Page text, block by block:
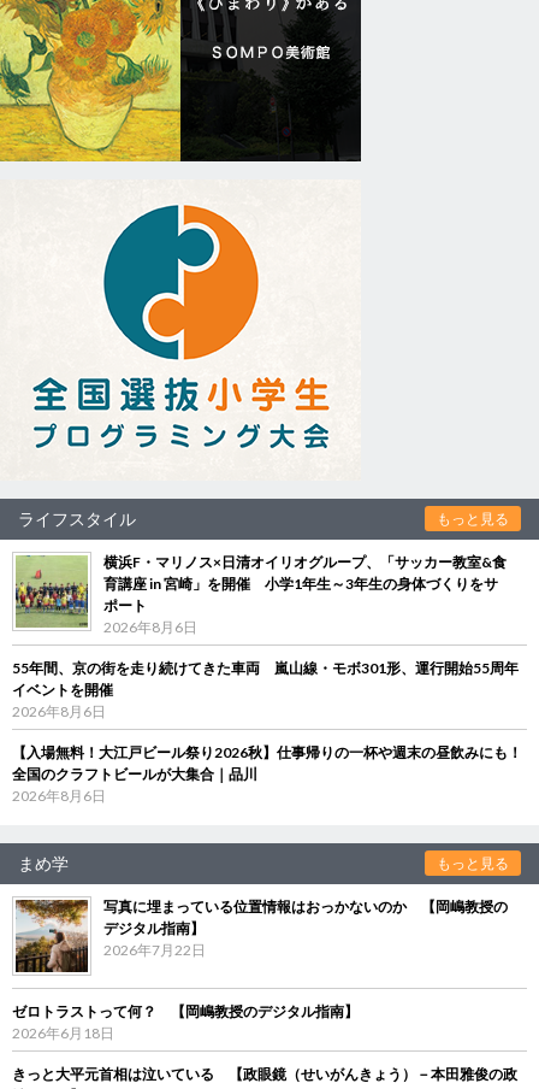
ライフスタイル もっと見る
横浜F・マリノス×日清オイリオグループ、「サッカー教室&食
育講座 in 宮崎」を開催 小学1年生～3年生の身体づくりをサ
ポート
2026年8月6日
55年間、京の街を走り続けてきた車両 嵐山線・モボ301形、運行開始55周年
イベントを開催
2026年8月6日
【入場無料！大江戸ビール祭り2026秋】仕事帰りの一杯や週末の昼飲みにも！
全国のクラフトビールが大集合｜品川
2026年8月6日
まめ学 もっと見る
写真に埋まっている位置情報はおっかないのか 【岡嶋教授の
デジタル指南】
2026年7月22日
ゼロトラストって何？ 【岡嶋教授のデジタル指南】
2026年6月18日
きっと大平元首相は泣いている 【政眼鏡（せいがんきょう）－本田雅俊の政